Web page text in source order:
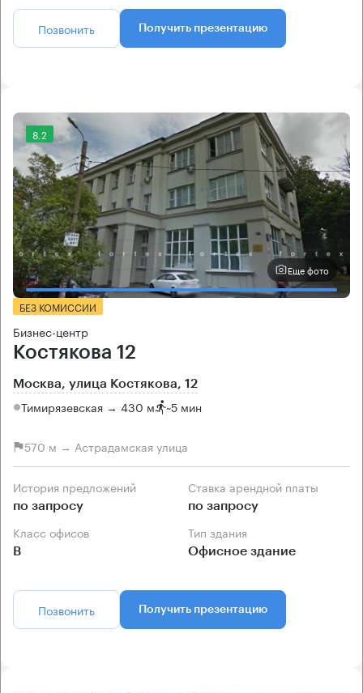
Позвонить Получить презентацию
8.2
Еще фото
БЕЗ КОМИССИИ
Бизнес-центр
Костякова 12
Москва, улица Костякова, 12
Тимирязевская → 430 м ~5 мин
570 м → Астрадамская улица
История предложений
по запросу
Ставка арендной платы
по запросу
Класс офисов
B
Тип здания
Офисное здание
Позвонить Получить презентацию